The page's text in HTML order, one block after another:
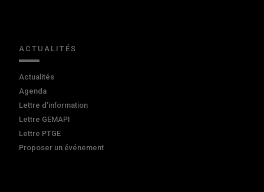
ACTUALITÉS
Actualités
Agenda
Lettre d'information
Lettre GEMAPI
Lettre PTGE
Proposer un événement